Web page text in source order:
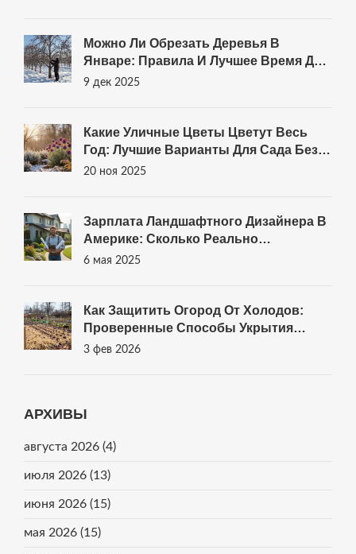
Можно Ли Обрезать Деревья В
Январе: Правила И Лучшее Время Для
Обрезки Плодовых Деревьев
9 дек 2025
Какие Уличные Цветы Цветут Весь
Год: Лучшие Варианты Для Сада Без
Перерывов
20 ноя 2025
Зарплата Ландшафтного Дизайнера В
Америке: Сколько Реально
Зарабатывают
6 мая 2025
Как Защитить Огород От Холодов:
Проверенные Способы Укрытия
Овощей На Зиму
3 фев 2026
АРХИВЫ
августа 2026 (4)
июля 2026 (13)
июня 2026 (15)
мая 2026 (15)